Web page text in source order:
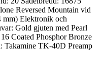
Reversed Mountain vid
mm) Elektronik och
Gold gjuten med Pearl
Coated Phosphor Bronze
Takamine TK-40D Preamp